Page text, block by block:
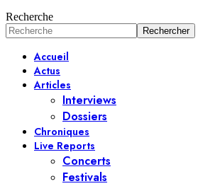
Recherche
Accueil
Actus
Articles
Interviews
Dossiers
Chroniques
Live Reports
Concerts
Festivals